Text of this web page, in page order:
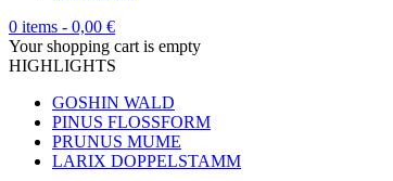
0 items - 0,00 €
Your shopping cart is empty
HIGHLIGHTS
GOSHIN WALD
PINUS FLOSSFORM
PRUNUS MUME
LARIX DOPPELSTAMM